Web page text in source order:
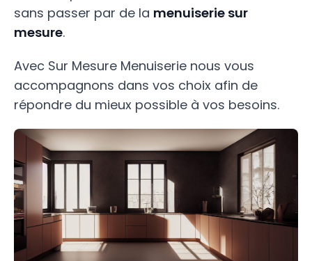
sans passer par de la menuiserie sur
mesure.
Avec Sur Mesure Menuiserie nous vous
accompagnons dans vos choix afin de
répondre du mieux possible à vos besoins.